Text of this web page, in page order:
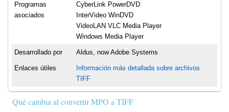
Programas
asociados
CyberLink PowerDVD
InterVideo WinDVD
VideoLAN VLC Media Player
Windows Media Player
Desarrollado por Aldus, now Adobe Systems
Enlaces útiles
Información más detallada sobre archivos
TIFF
Qué cambia al convertir MPO a TIFF